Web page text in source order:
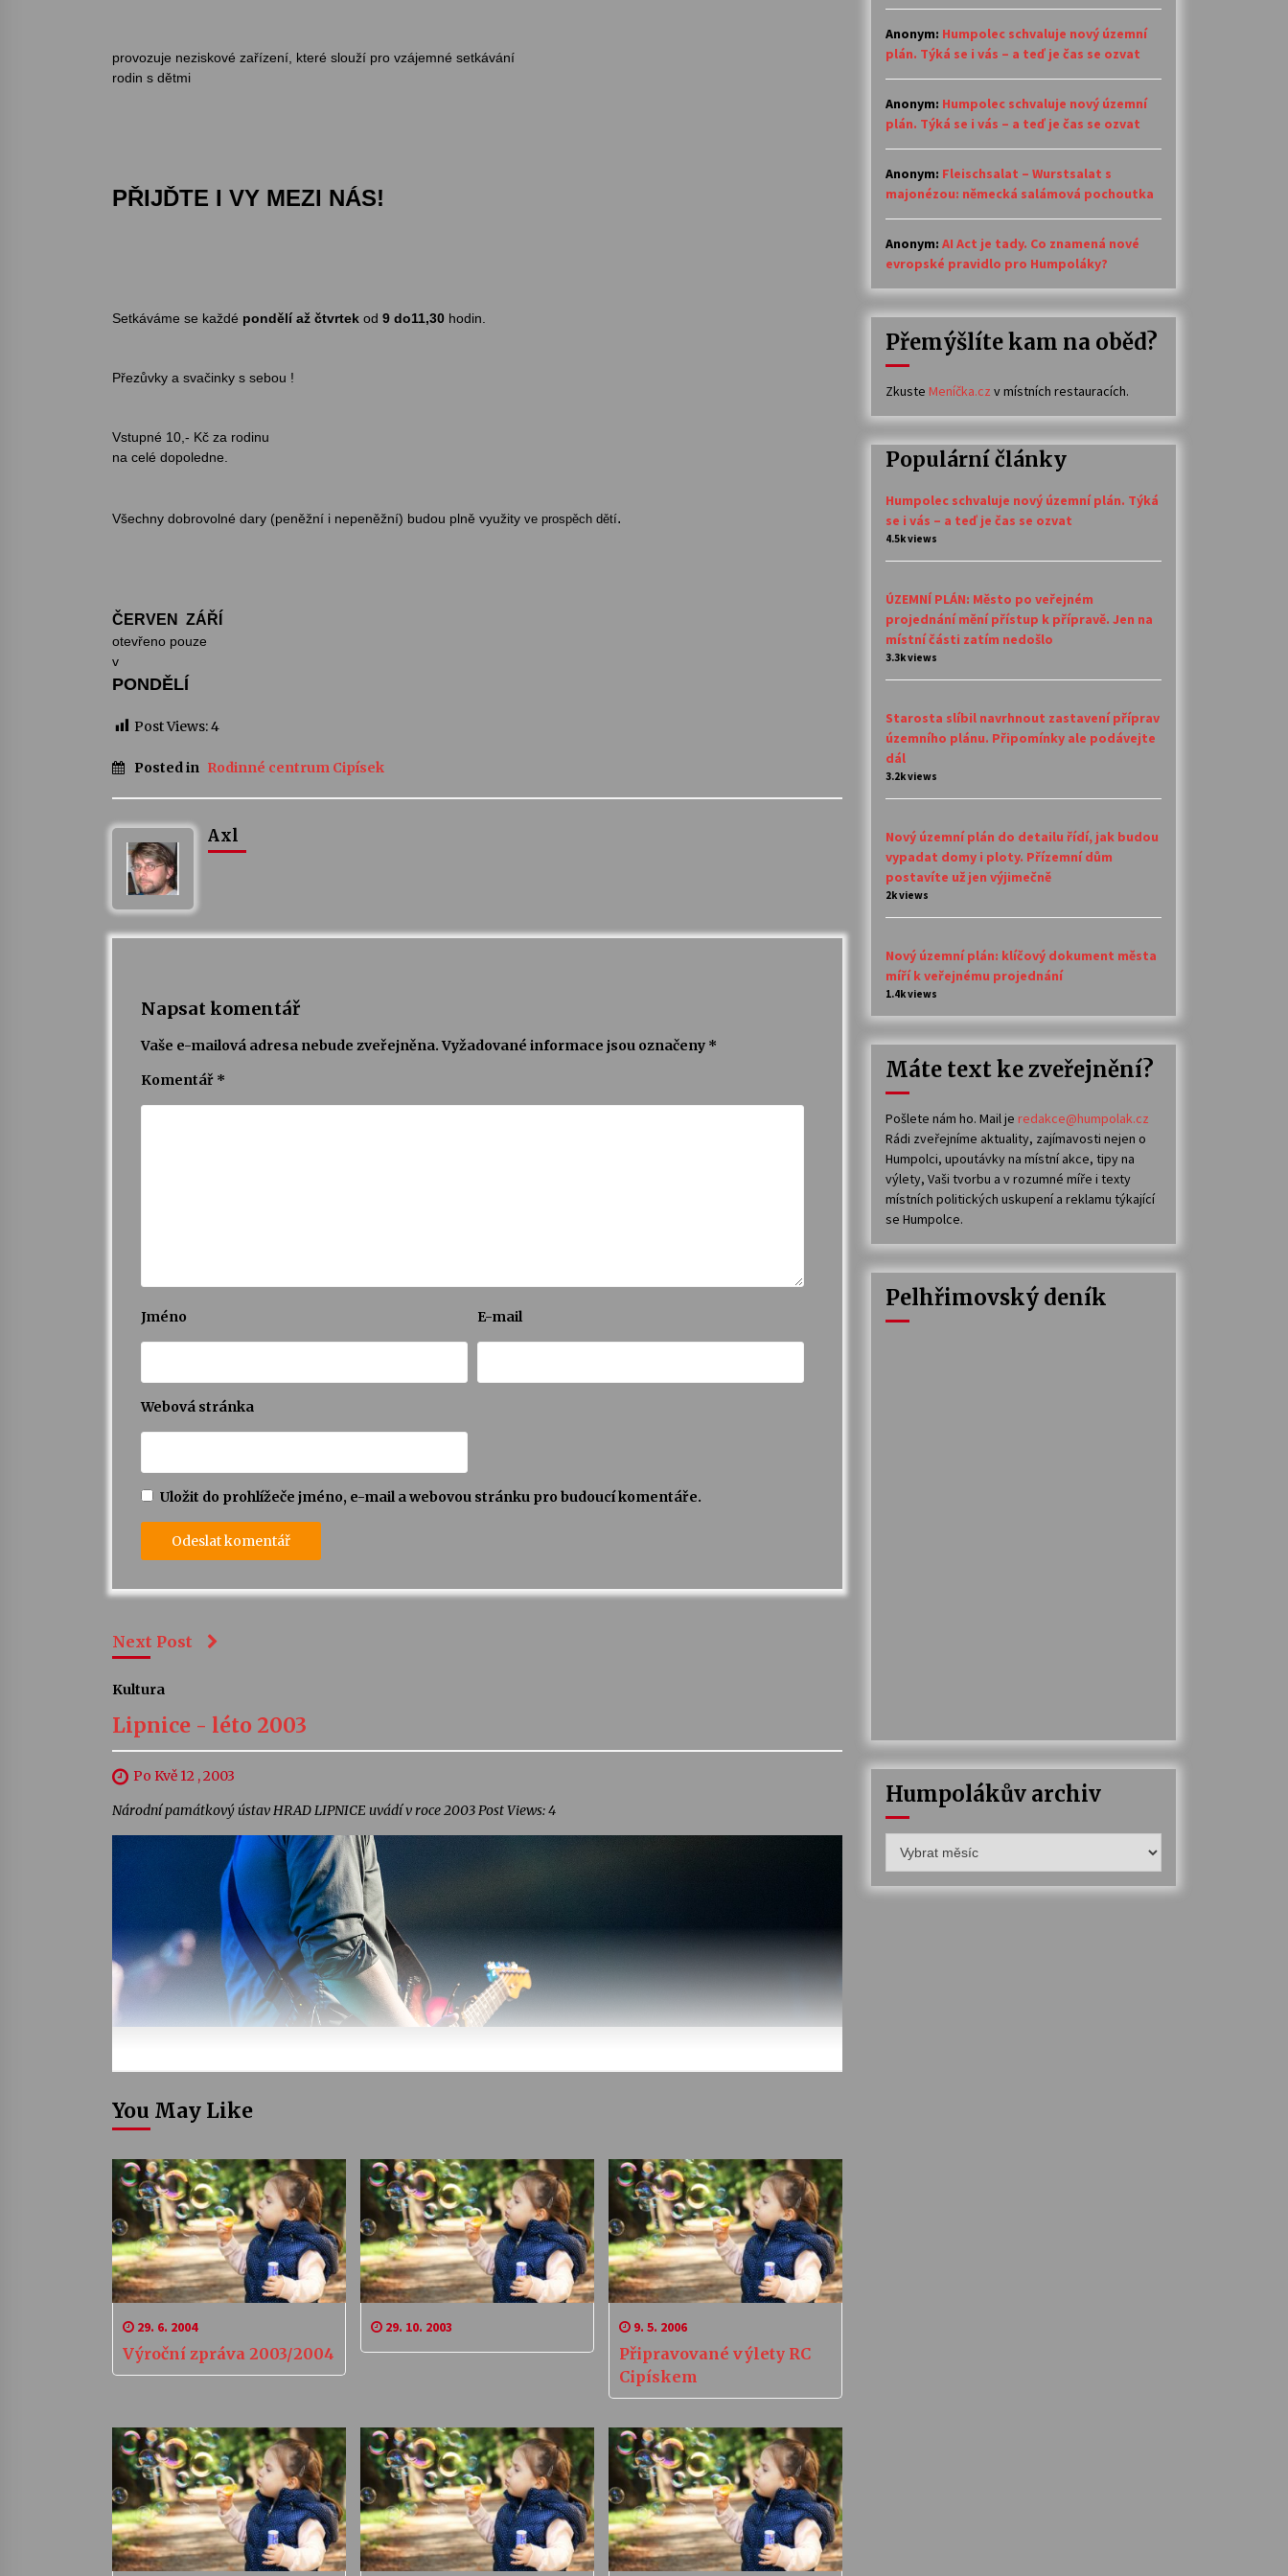
provozuje neziskové zařízení, které slouží pro vzájemné setkávání
rodin s dětmi
PŘIJĎTE I VY MEZI NÁS!
Setkáváme se každé pondělí až čtvrtek od 9 do11,30 hodin.
Přezůvky a svačinky s sebou !
Vstupné 10,- Kč za rodinu
na celé dopoledne.
Všechny dobrovolné dary (peněžní i nepeněžní) budou plně využity ve prospěch dětí.
ČERVEN  ZÁŘÍ
otevřeno pouze
v
PONDĚLÍ
Post Views:4
Posted in Rodinné centrum Cipísek
Axl
Napsat komentář
Vaše e-mailová adresa nebude zveřejněna. Vyžadované informace jsou označeny *
Komentář *
Jméno E-mail
Webová stránka
Uložit do prohlížeče jméno, e-mail a webovou stránku pro budoucí komentáře.
Next Post
Kultura
Lipnice - léto 2003
Po Kvě 12 , 2003
Národní památkový ústav HRAD LIPNICE uvádí v roce 2003 Post Views: 4
You May Like
29. 6. 2004
Výroční zpráva 2003/2004
29. 10. 2003 9. 5. 2006
Připravované výlety RC
Cipískem
Anonym: Humpolec schvaluje nový územní
plán. Týká se i vás – a teď je čas se ozvat
Anonym: Humpolec schvaluje nový územní
plán. Týká se i vás – a teď je čas se ozvat
Anonym: Fleischsalat – Wurstsalat s
majonézou: německá salámová pochoutka
Anonym: AI Act je tady. Co znamená nové
evropské pravidlo pro Humpoláky?
Přemýšlíte kam na oběd?
Zkuste Meníčka.cz v místních restauracích.
Populární články
Humpolec schvaluje nový územní plán. Týká
se i vás – a teď je čas se ozvat
4.5k views
ÚZEMNÍ PLÁN: Město po veřejném
projednání mění přístup k přípravě. Jen na
místní části zatím nedošlo
3.3k views
Starosta slíbil navrhnout zastavení příprav
územního plánu. Připomínky ale podávejte
dál
3.2k views
Nový územní plán do detailu řídí, jak budou
vypadat domy i ploty. Přízemní dům
postavíte už jen výjimečně
2k views
Nový územní plán: klíčový dokument města
míří k veřejnému projednání
1.4k views
Máte text ke zveřejnění?
Pošlete nám ho. Mail je redakce@humpolak.cz
Rádi zveřejníme aktuality, zajímavosti nejen o
Humpolci, upoutávky na místní akce, tipy na
výlety, Vaši tvorbu a v rozumné míře i texty
místních politických uskupení a reklamu týkající
se Humpolce.
Pelhřimovský deník
Humpolákův archiv
archiv